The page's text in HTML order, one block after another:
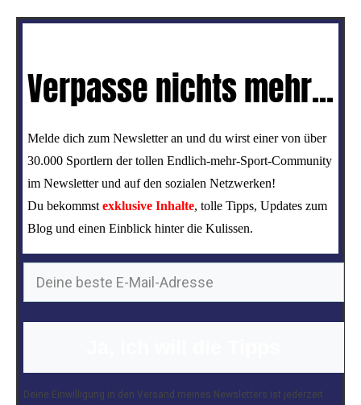
Verpasse nichts mehr...
Melde dich zum Newsletter an und du wirst einer von über
30.000 Sportlern der tollen Endlich-mehr-Sport-Community
im Newsletter und auf den sozialen Netzwerken!
Du bekommst exklusive Inhalte, tolle Tipps, Updates zum
Blog und einen Einblick hinter die Kulissen.
Deine Einwilligung in den Versand meines Newsletters ist jederzeit